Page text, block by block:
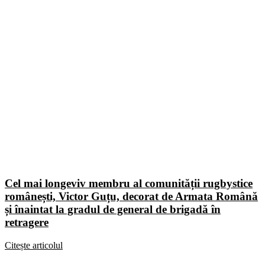
Cel mai longeviv membru al comunității rugbystice
românești, Victor Guțu, decorat de Armata Română
și înaintat la gradul de general de brigadă în
retragere
Citește articolul